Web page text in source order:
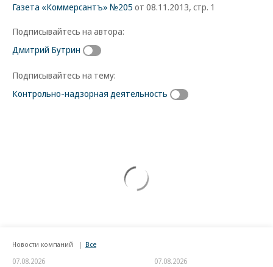
Газета «Коммерсантъ» №205 от 08.11.2013, стр. 1
Подписывайтесь на автора:
Дмитрий Бутрин
Подписывайтесь на тему:
Контрольно-надзорная деятельность